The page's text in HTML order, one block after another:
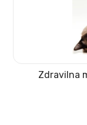
Zdravilna